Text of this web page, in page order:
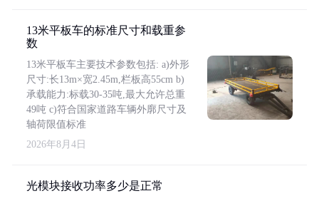
13米平板车的标准尺寸和载重参
数
13米平板车主要技术参数包括: a)外形
尺寸:长13m×宽2.45m,栏板高55cm b)
承载能力:标载30-35吨,最大允许总重
49吨 c)符合国家道路车辆外廓尺寸及
轴荷限值标准
2026年8月4日
光模块接收功率多少是正常